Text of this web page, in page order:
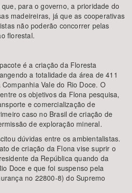
para o governo, a prioridade do
madeireiras, já que as cooperativas
não poderão concorrer pelas
florestal.
é a criação da Floresta
a totalidade da área de 411
Vale do Rio Doce. O
os objetivos da Flona pesquisa,
e comercialização de
caso no Brasil de criação de
de exploração mineral.
dúvidas entre os ambientalistas.
de criação da Flona vise suprir o
da República quando da
Doce e que foi suspenso pela
no 22800-8) do Supremo